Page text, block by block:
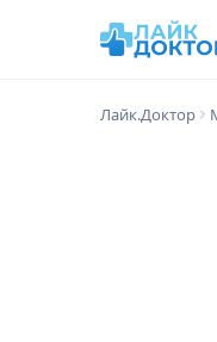
Лайк.Доктор